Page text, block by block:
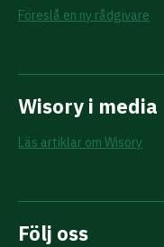
Föreslå en ny rådgivare
Wisory i media
Läs artiklar om Wisory
Följ oss